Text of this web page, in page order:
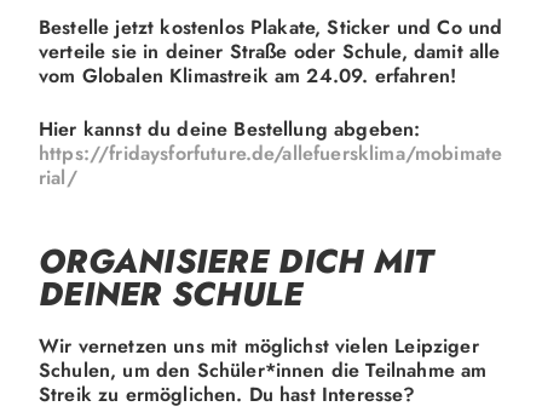
Bestelle jetzt kostenlos Plakate, Sticker und Co und
verteile sie in deiner Straße oder Schule, damit alle
vom Globalen Klimastreik am 24.09. erfahren!
Hier kannst du deine Bestellung abgeben:
https://fridaysforfuture.de/allefuersklima/mobimate
rial/
ORGANISIERE DICH MIT
DEINER SCHULE
Wir vernetzen uns mit möglichst vielen Leipziger
Schulen, um den Schüler*innen die Teilnahme am
Streik zu ermöglichen. Du hast Interesse?